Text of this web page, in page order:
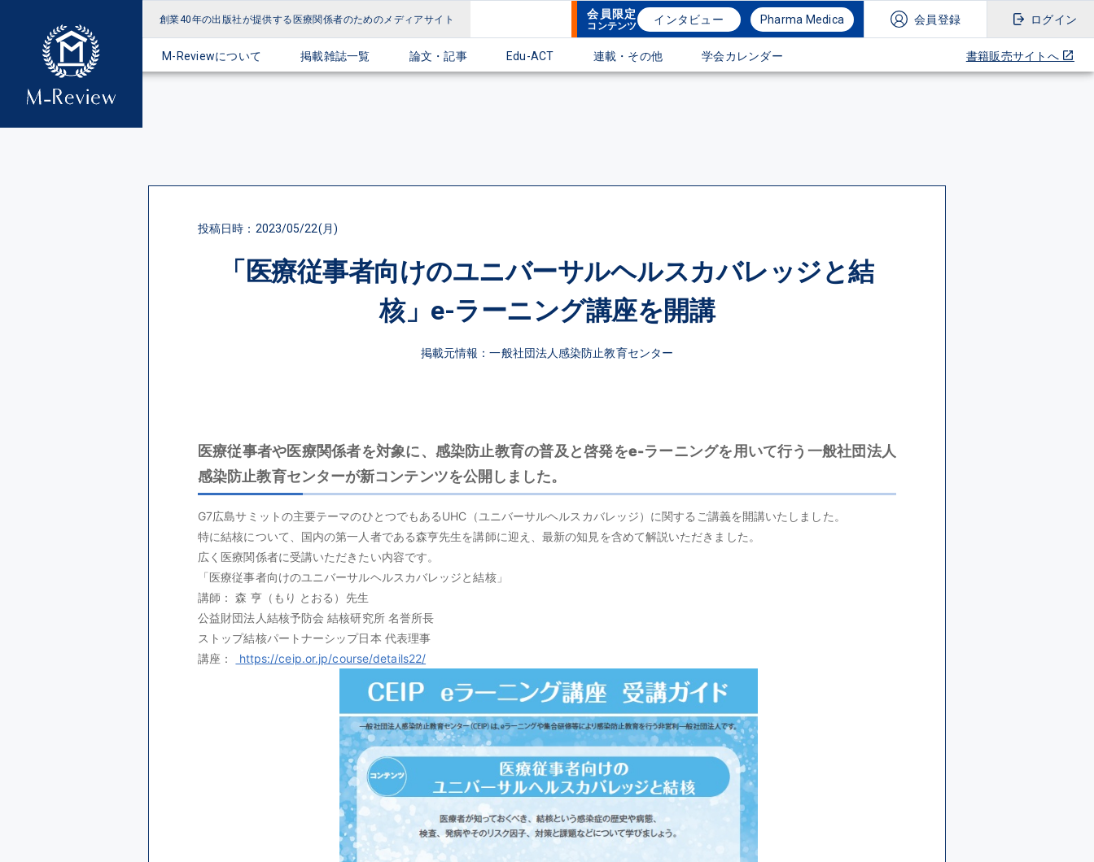
創業40年の出版社が提供する医療関係者のためのメディアサイト 会員限定
コンテンツ インタビュー Pharma Medica 会員登録 ログイン
M-Reviewについて 掲載雑誌一覧 論文・記事 Edu-ACT 連載・その他 学会カレンダー 書籍販売サイトへ
投稿日時：2023/05/22(月)
「医療従事者向けのユニバーサルヘルスカバレッジと結
核」e-ラーニング講座を開講
掲載元情報：一般社団法人感染防止教育センター
医療従事者や医療関係者を対象に、感染防止教育の普及と啓発をe-ラーニングを用いて行う一般社団法人
感染防止教育センターが新コンテンツを公開しました。
G7広島サミットの主要テーマのひとつでもあるUHC（ユニバーサルヘルスカバレッジ）に関するご講義を開講いたしました。
特に結核について、国内の第一人者である森亨先生を講師に迎え、最新の知見を含めて解説いただきました。
広く医療関係者に受講いただきたい内容です。
「医療従事者向けのユニバーサルヘルスカバレッジと結核」
講師： 森 亨（もり とおる）先生
公益財団法人結核予防会 結核研究所 名誉所長
ストップ結核パートナーシップ日本 代表理事
講座：
https://ceip.or.jp/course/details22/